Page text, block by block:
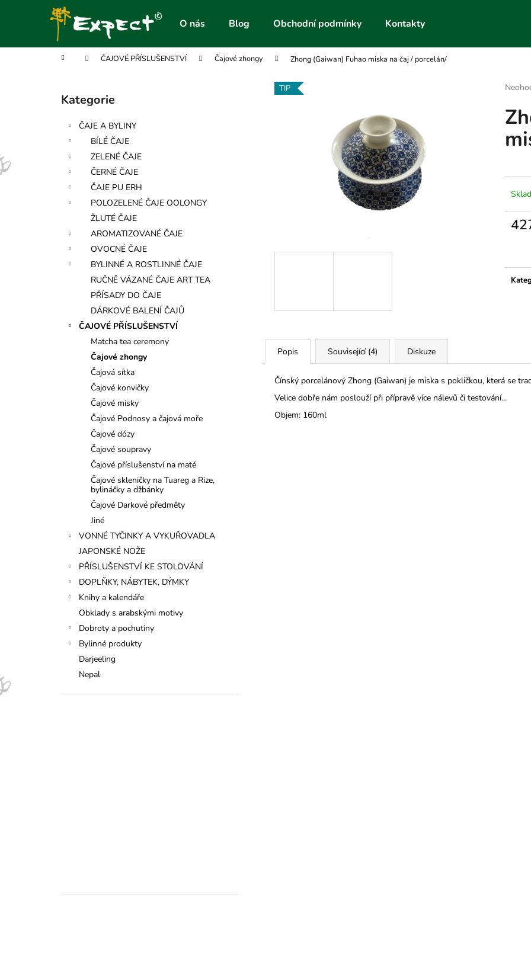
O nás Blog Obchodní podmínky Kontakty
Domů ČAJOVÉ PŘÍSLUŠENSTVÍ Čajové zhongy Zhong (Gaiwan) Fuhao miska na čaj / porcelán/
Přeskočit
kategorie
Kategorie
ČAJE A BYLINY
BÍLÉ ČAJE
ZELENÉ ČAJE
ČERNÉ ČAJE
ČAJE PU ERH
POLOZELENÉ ČAJE OOLONGY
ŽLUTÉ ČAJE
AROMATIZOVANÉ ČAJE
OVOCNÉ ČAJE
BYLINNÉ A ROSTLINNÉ ČAJE
RUČNĚ VÁZANÉ ČAJE ART TEA
PŘÍSADY DO ČAJE
DÁRKOVÉ BALENÍ ČAJŮ
ČAJOVÉ PŘÍSLUŠENSTVÍ
Matcha tea ceremony
Čajové zhongy
Čajová sítka
Čajové konvičky
Čajové misky
Čajové Podnosy a čajová moře
Čajové dózy
Čajové soupravy
Čajové příslušenství na maté
Čajové skleničky na Tuareg a Rize,
bylináčky a džbánky
Čajové Darkové předměty
Jiné
VONNÉ TYČINKY A VYKUŘOVADLA
JAPONSKÉ NOŽE
PŘÍSLUŠENSTVÍ KE STOLOVÁNÍ
DOPLŇKY, NÁBYTEK, DÝMKY
Knihy a kalendáře
Obklady s arabskými motivy
Dobroty a pochutiny
Bylinné produkty
Darjeeling
Nepal
je
z
TIP
Popis Související (4) Diskuze
Čínský porcelánový Zhong (Gaiwan) je miska s pokličkou, která se
Velice dobře nám poslouží při přípravě více nálevů či testování...
Objem: 160ml
í
Zpět
do
Zpět
do
Co potřebujete najít?
Doporučujeme